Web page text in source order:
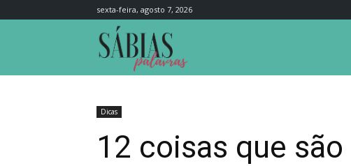
sexta-feira, agosto 7, 2026
Dicas
12 coisas que